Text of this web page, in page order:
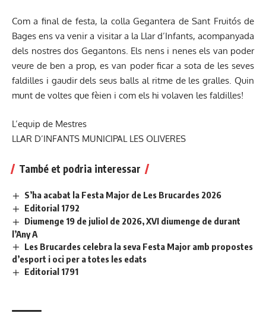
Com a final de festa, la colla Gegantera de Sant Fruitós de
Bages ens va venir a visitar a la Llar d’Infants, acompanyada
dels nostres dos Gegantons. Els nens i nenes els van poder
veure de ben a prop, es van poder ficar a sota de les seves
faldilles i gaudir dels seus balls al ritme de les gralles. Quin
munt de voltes que fèien i com els hi volaven les faldilles!
L’equip de Mestres
LLAR D’INFANTS MUNICIPAL LES OLIVERES
També et podria interessar
S’ha acabat la Festa Major de Les Brucardes 2026
Editorial 1792
Diumenge 19 de juliol de 2026, XVI diumenge de durant
l’Any A
Les Brucardes celebra la seva Festa Major amb propostes
d’esport i oci per a totes les edats
Editorial 1791